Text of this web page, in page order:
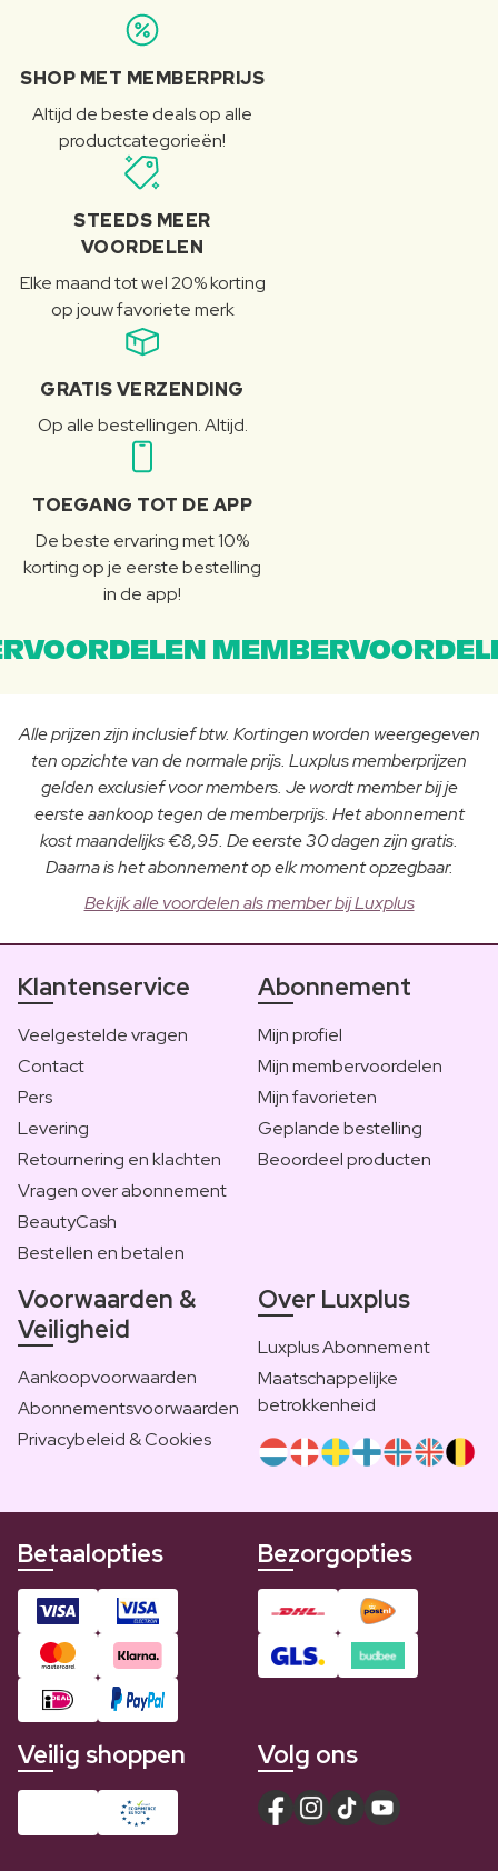
SHOP MET MEMBERPRIJS
Altijd de beste deals op alle
productcategorieën!
STEEDS MEER
VOORDELEN
Elke maand tot wel 20% korting
op jouw favoriete merk
GRATIS VERZENDING
Op alle bestellingen. Altijd.
TOEGANG TOT DE APP
De beste ervaring met 10%
korting op je eerste bestelling
in de app!
Alle prijzen zijn inclusief btw. Kortingen worden weergegeven
ten opzichte van de normale prijs. Luxplus memberprijzen
gelden exclusief voor members. Je wordt member bij je
eerste aankoop tegen de memberprijs. Het abonnement
kost maandelijks €8,95. De eerste 30 dagen zijn gratis.
Daarna is het abonnement op elk moment opzegbaar.
Bekijk alle voordelen als member bij Luxplus
Klantenservice
Veelgestelde vragen
Contact
Pers
Levering
Retournering en klachten
Vragen over abonnement
BeautyCash
Bestellen en betalen
Abonnement
Mijn profiel
Mijn membervoordelen
Mijn favorieten
Geplande bestelling
Beoordeel producten
Voorwaarden &
Veiligheid
Aankoopvoorwaarden
Abonnementsvoorwaarden
Privacybeleid & Cookies
Over Luxplus
Luxplus Abonnement
Maatschappelijke
betrokkenheid
Betaalopties Bezorgopties
Veilig shoppen Volg ons